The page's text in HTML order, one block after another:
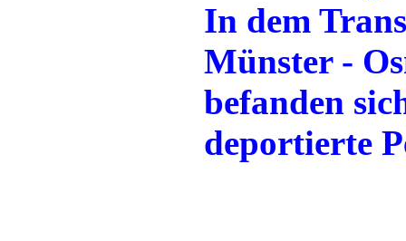
In dem
Münster -
befanden
deportierte